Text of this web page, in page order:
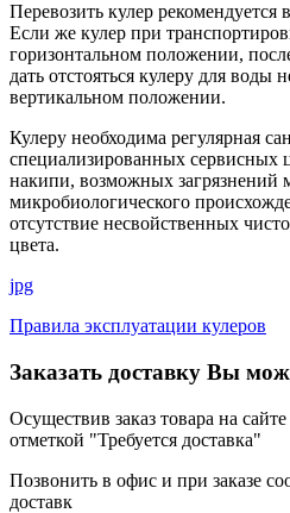
Перевозить кулер
Если же кулер при
горизонтальном положении,
дать отстояться кулеру для воды
вертикальном положении.
Кулеру необходима регулярная
специализированных сервисных
накипи, возможных загрязнений
микробиологического
отсутствие несвойственных
цвета.
jpg
Правила эксплуатации кулеров
Заказать доставку Вы
Осуществив заказ товара на
отметкой "Требуется доставка"
Позвонить в офис и при заказе
доставк